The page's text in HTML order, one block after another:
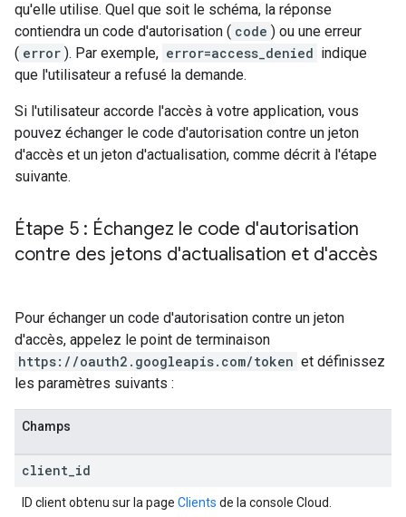
qu'elle utilise. Quel que soit le schéma, la réponse
contiendra un code d'autorisation ( code ) ou une erreur
( error ). Par exemple, error=access_denied indique
que l'utilisateur a refusé la demande.
Si l'utilisateur accorde l'accès à votre application, vous
pouvez échanger le code d'autorisation contre un jeton
d'accès et un jeton d'actualisation, comme décrit à l'étape
suivante.
Étape 5 : Échangez le code d'autorisation
contre des jetons d'actualisation et d'accès
Pour échanger un code d'autorisation contre un jeton
d'accès, appelez le point de terminaison
https://oauth2.googleapis.com/token et définissez
les paramètres suivants :
Champs
client id
ID client obtenu sur la page Clients de la console Cloud.